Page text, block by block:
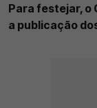
Para festejar, o
a publicação